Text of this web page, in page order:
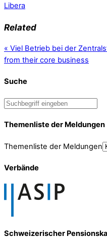
Libera
Related
« Viel Betrieb bei der
from their core business
Suche
Themenliste der Meldungen
Themenliste der Meldungen
Verbände
Schweizerischer